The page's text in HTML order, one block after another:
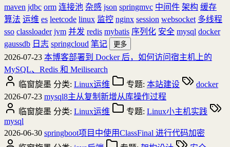
maven jdbc orm 连接池 杂感 json springmvc 中间件 架构 缓存
算法 运维 es leetcode linux 监控 nginx session websocket 多线程
sso classloader jvm 并发 redis mybatis 序列化 安全 mysql docker
gaussdb 日志 springcloud 笔记 更多
2026-07-23 本博客部署到 Docker 后，如何访问宿主机上的
MySQL、Redis 和 Meilisearch
临窗旋墨 分类: Linux运维 专题: 本站建设
docker
2026-07-23 mysql8主从复制新增从库操作过程
临窗旋墨 分类: Linux运维 专题: Linux小主机实践
mysql
2026-06-30 springboot项目中使用ClassFinal 进行代码加密